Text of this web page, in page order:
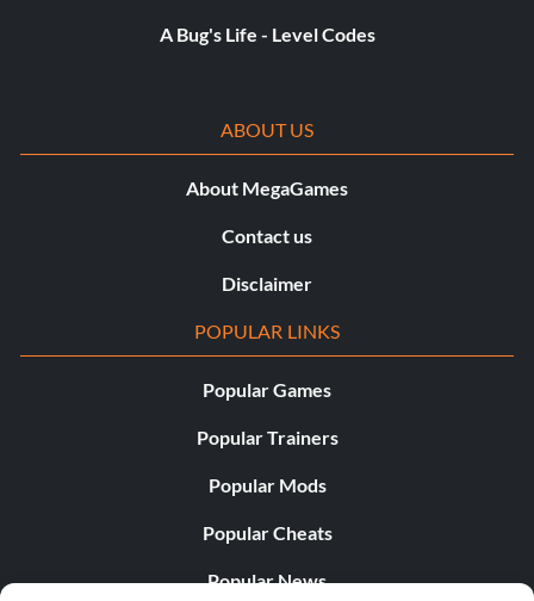
Zielsetzung: Einen höherrangigen Spieler in den Bankrott
Belohnung: 35 Punkte
Zielsetzung: Der Spieler hat 500 Häuser gebaut
Belohnung: 35 Punkte
A Bug's Life - Level Codes
ABOUT US
About MegaGames
Contact us
Disclaimer
POPULAR LINKS
Popular Games
Popular Trainers
Popular Mods
Popular Cheats
Popular News